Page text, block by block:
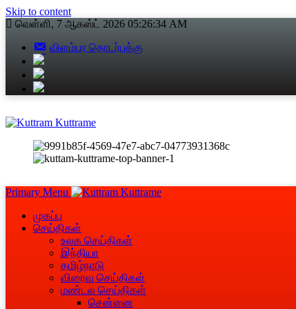
Skip to content
வெள்ளி, 7 ஆகஸ்ட் 2026 05:26:34 AM
விளம்பர தொடர்புக்கு
Primary Menu
முகப்பு
செய்திகள்
உலக செய்திகள்
இந்தியா
தமிழ்நாடு
விரைவு செய்திகள்
மண்டல செய்திகள்
சென்னை